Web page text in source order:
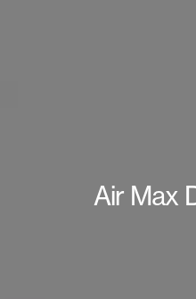
Air Max